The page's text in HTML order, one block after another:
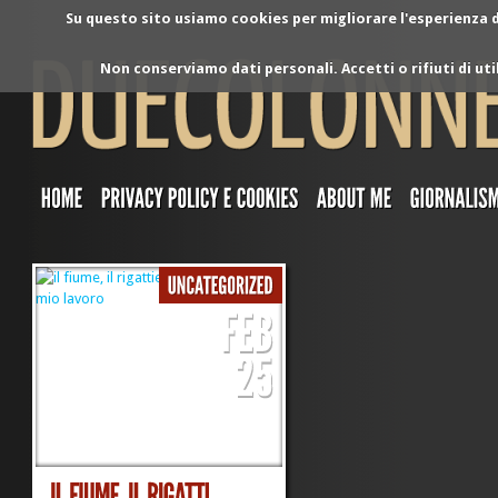
Su questo sito usiamo cookies per migliorare
Non conserviamo dati personali. Accetti o rifiuti di